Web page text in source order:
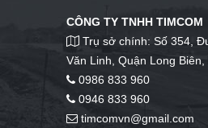
CÔNG TY TNHH TIMCOM
Trụ sở chính: Số 354,
Văn Linh, Quận Long Biên,
0986 833 960
0946 833 960
timcomvn@gmail.com